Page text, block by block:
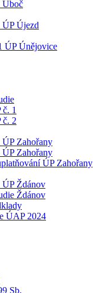
Úboč
ÚP Újezd
ÚP Únějovice
č. 1
č. 2
ÚP Zahořany
ÚP Zahořany
ÚP Zahořany
ÚP Ždánov
Ždánov
ÚAP 2024
Sb.